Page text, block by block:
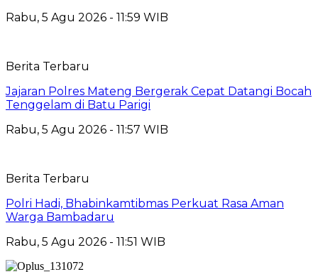
Rabu, 5 Agu 2026 - 11:59 WIB
Berita Terbaru
Jajaran Polres Mateng Bergerak Cepat Datangi Bocah
Tenggelam di Batu Parigi
Rabu, 5 Agu 2026 - 11:57 WIB
Berita Terbaru
Polri Hadi, Bhabinkamtibmas Perkuat Rasa Aman
Warga Bambadaru
Rabu, 5 Agu 2026 - 11:51 WIB